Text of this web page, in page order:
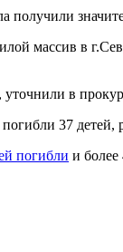
получили
массив в
в
37 детей,
погибли и